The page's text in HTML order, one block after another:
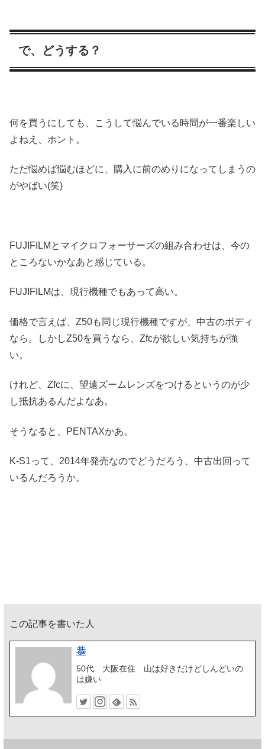
で、どうする？
何を買うにしても、こうして悩んでいる時間が一番楽しい
よねえ、ホント。
ただ悩めば悩むほどに、購入に前のめりになってしまうの
がやばい(笑)
FUJIFILMとマイクロフォーサーズの組み合わせは、今の
ところないかなあと感じている。
FUJIFILMは、現行機種でもあって高い。
価格で言えば、Z50も同じ現行機種ですが、中古のボディ
なら。しかしZ50を買うなら、Zfcが欲しい気持ちが強
い。
けれど、Zfcに、望遠ズームレンズをつけるというのが少
し抵抗あるんだよなあ。
そうなると、PENTAXかあ。
K-S1って、2014年発売なのでどうだろう、中古出回って
いるんだろうか。
この記事を書いた人
恭
50代 大阪在住 山は好きだけどしんどいの
は嫌い